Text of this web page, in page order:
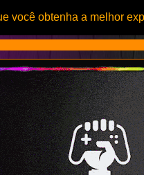
você obtenha a melhor